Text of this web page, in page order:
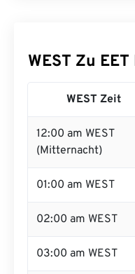
WEST Zu
WEST Zeit
12:00 am WEST
(Mitternacht)
01:00 am WEST
02:00 am WEST
03:00 am WEST